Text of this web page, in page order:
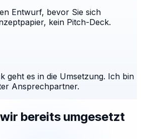
Entwurf, bevor Sie sich
kein Pitch-Deck.
geht es in die Umsetzung. Ich bin
Ansprechpartner.
bereits umgesetzt